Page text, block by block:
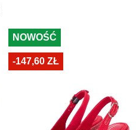
NOWOŚĆ
-147,60 ZŁ